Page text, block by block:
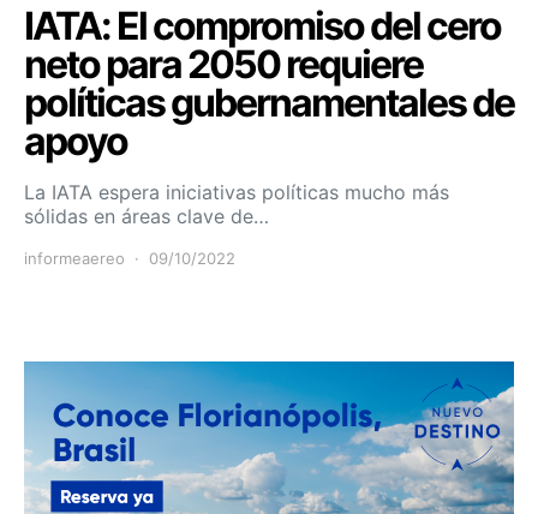
IATA: El compromiso del cero
neto para 2050 requiere
políticas gubernamentales de
apoyo
La IATA espera iniciativas políticas mucho más
sólidas en áreas clave de…
informeaereo 09/10/2022